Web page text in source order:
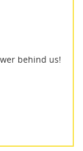
behind us!